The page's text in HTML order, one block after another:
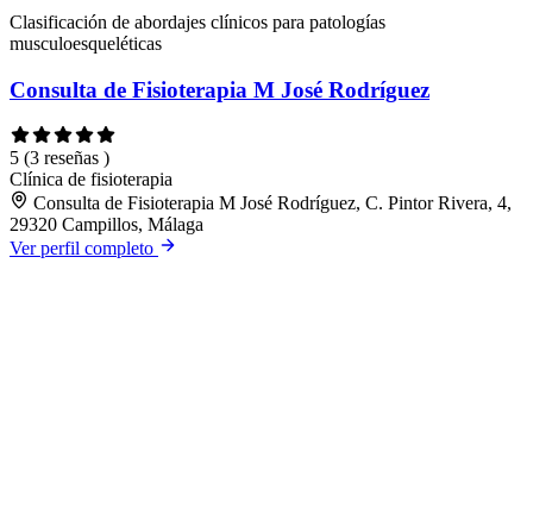
Clasificación de abordajes clínicos para patologías
musculoesqueléticas
Consulta de Fisioterapia M José Rodríguez
5 (3 reseñas )
Clínica de fisioterapia
Consulta de Fisioterapia M José Rodríguez, C. Pintor Rivera, 4,
29320 Campillos, Málaga
Ver perfil completo